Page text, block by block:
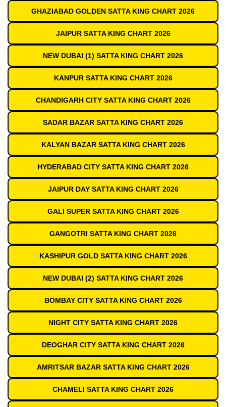
GHAZIABAD GOLDEN SATTA KING CHART 2026
JAIPUR SATTA KING CHART 2026
NEW DUBAI (1) SATTA KING CHART 2026
KANPUR SATTA KING CHART 2026
CHANDIGARH CITY SATTA KING CHART 2026
SADAR BAZAR SATTA KING CHART 2026
KALYAN BAZAR SATTA KING CHART 2026
HYDERABAD CITY SATTA KING CHART 2026
JAIPUR DAY SATTA KING CHART 2026
GALI SUPER SATTA KING CHART 2026
GANGOTRI SATTA KING CHART 2026
KASHIPUR GOLD SATTA KING CHART 2026
NEW DUBAI (2) SATTA KING CHART 2026
BOMBAY CITY SATTA KING CHART 2026
NIGHT CITY SATTA KING CHART 2026
DEOGHAR CITY SATTA KING CHART 2026
AMRITSAR BAZAR SATTA KING CHART 2026
CHAMELI SATTA KING CHART 2026